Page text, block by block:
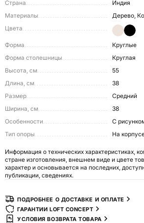
Страна
Индия
Материалы
Дерево,
Цвета
Форма
Круглые
Форма столешницы
Круглая
Высота, см
55
Длина, см
38
Размер
Средний
Ширина, см
38
Особенности
С
Тип опоры
На
Информация о технических характеристиках,
стране изготовления, внешнем виде и цвете
характер и основывается на последних,
публикации, сведениях.
ПОДРОБНЕЕ О ДОСТАВКЕ И ОПЛАТЕ
ГАРАНТИИ LOFT CONCEPT
УСЛОВИЯ ВОЗВРАТА ТОВАРА